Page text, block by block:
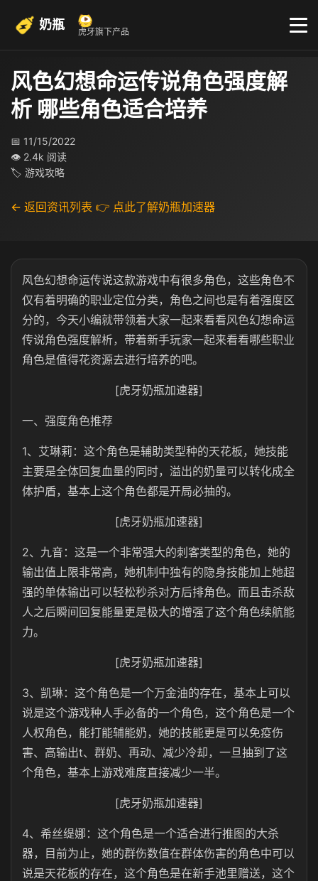
奶瓶 虎牙旗下产品
风色幻想命运传说角色强度解
析 哪些角色适合培养
📅 11/15/2022
👁 2.4k 阅读
🏷 游戏攻略
← 返回资讯列表 👉 点此了解奶瓶加速器
风色幻想命运传说这款游戏中有很多角色，这些角色不
仅有着明确的职业定位分类，角色之间也是有着强度区
分的，今天小编就带领着大家一起来看看风色幻想命运
传说角色强度解析，带着新手玩家一起来看看哪些职业
角色是值得花资源去进行培养的吧。
[虎牙奶瓶加速器]
一、强度角色推荐
1、艾琳莉：这个角色是辅助类型种的天花板，她技能
主要是全体回复血量的同时，溢出的奶量可以转化成全
体护盾，基本上这个角色都是开局必抽的。
[虎牙奶瓶加速器]
2、九音：这是一个非常强大的刺客类型的角色，她的
输出值上限非常高，她机制中独有的隐身技能加上她超
强的单体输出可以轻松秒杀对方后排角色。而且击杀敌
人之后瞬间回复能量更是极大的增强了这个角色续航能
力。
[虎牙奶瓶加速器]
3、凯琳：这个角色是一个万金油的存在，基本上可以
说是这个游戏种人手必备的一个角色，这个角色是一个
人权角色，能打能辅能奶，她的技能更是可以免疫伤
害、高输出t、群奶、再动、减少冷却，一旦抽到了这
个角色，基本上游戏难度直接减少一半。
[虎牙奶瓶加速器]
4、希丝缇娜：这个角色是一个适合进行推图的大杀
器，目前为止，她的群伤数值在群体伤害的角色中可以
说是天花板的存在，这个角色是在新手池里赠送，这个